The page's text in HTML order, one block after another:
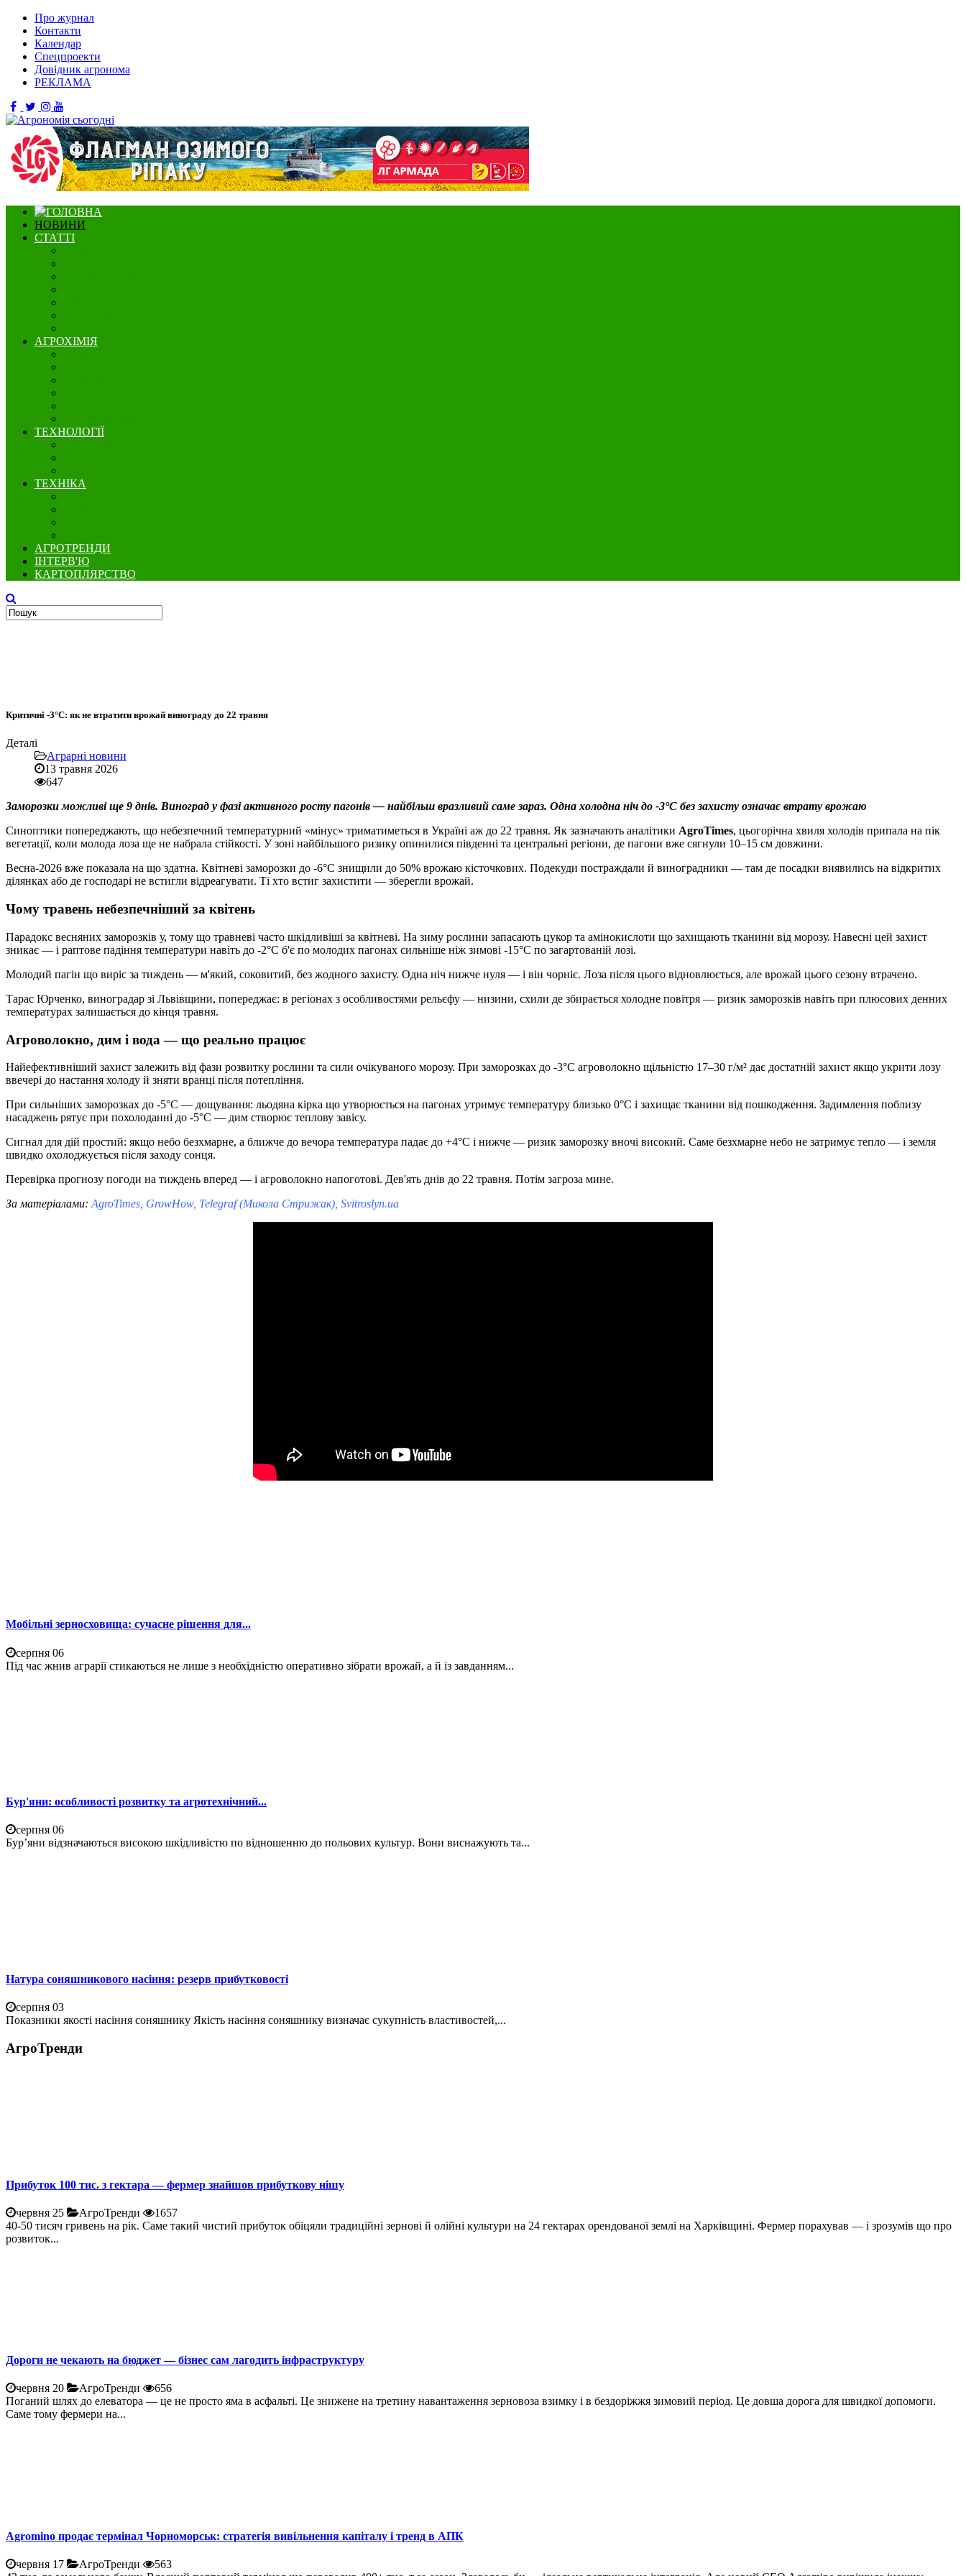
Про журнал
Контакти
Календар
Спецпроекти
Довідник агронома
РЕКЛАМА
НОВИНИ
СТАТТІ
АГРОХІМІЯ
ТЕХНОЛОГІЇ
ТЕХНІКА
АГРОТРЕНДИ
ІНТЕРВ'Ю
КАРТОПЛЯРСТВО
Критичні -3°C: як не втратити врожай винограду до 22 травня
Деталі
Аграрні новини
13 травня 2026
647
Заморозки можливі ще 9 днів. Виноград у фазі активного росту пагонів — найбільш вразливий саме зараз. Одна холодна ніч до -3°C без захисту означає втрату врожаю
Синоптики попереджають, що небезпечний температурний «мінус» триматиметься в Україні аж до 22 травня. Як зазначають аналітики AgroTimes, цьогорічна хвиля холодів припала на пік
вегетації, коли молода лоза ще не набрала стійкості. У зоні найбільшого ризику опинилися південні та центральні регіони, де пагони вже сягнули 10–15 см довжини.
Весна-2026 вже показала на що здатна. Квітневі заморозки до -6°C знищили до 50% врожаю кісточкових. Подекуди постраждали й виноградники — там де посадки виявились на відкритих
ділянках або де господарі не встигли відреагувати. Ті хто встиг захистити — зберегли врожай.
Чому травень небезпечніший за квітень
Парадокс весняних заморозків у, тому що травневі часто шкідливіші за квітневі. На зиму рослини запасають цукор та амінокислоти що захищають тканини від морозу. Навесні цей захист
зникає — і раптове падіння температури навіть до -2°C б'є по молодих пагонах сильніше ніж зимові -15°C по загартованій лозі.
Молодий пагін що виріс за тиждень — м'який, соковитий, без жодного захисту. Одна ніч нижче нуля — і він чорніє. Лоза після цього відновлюється, але врожай цього сезону втрачено.
Тарас Юрченко, виноградар зі Львівщини, попереджає: в регіонах з особливостями рельєфу — низини, схили де збирається холодне повітря — ризик заморозків навіть при плюсових денних
температурах залишається до кінця травня.
Агроволокно, дим і вода — що реально працює
Найефективніший захист залежить від фази розвитку рослини та сили очікуваного морозу. При заморозках до -3°C агроволокно щільністю 17–30 г/м² дає достатній захист якщо укрити лозу
ввечері до настання холоду й зняти вранці після потепління.
При сильніших заморозках до -5°C — дощування: льодяна кірка що утворюється на пагонах утримує температуру близько 0°C і захищає тканини від пошкодження. Задимлення поблизу
насаджень рятує при похолоданні до -5°C — дим створює теплову завісу.
Сигнал для дій простий: якщо небо безхмарне, а ближче до вечора температура падає до +4°C і нижче — ризик заморозку вночі високий. Саме безхмарне небо не затримує тепло — і земля
швидко охолоджується після заходу сонця.
Перевірка прогнозу погоди на тиждень вперед — і агроволокно напоготові. Дев'ять днів до 22 травня. Потім загроза мине.
За матеріалами: AgroTimes, GrowHow, Telegraf (Микола Стрижак), Svitroslyn.ua
Мобільні зерносховища: сучасне рішення для...
серпня 06
Під час жнив аграрії стикаються не лише з необхідністю оперативно зібрати врожай, а й із завданням...
Бур'яни: особливості розвитку та агротехнічний...
серпня 06
Бур’яни відзначаються високою шкідливістю по відношенню до польових культур. Вони виснажують та...
Натура соняшникового насіння: резерв прибутковості
серпня 03
Показники якості насіння соняшнику Якість насіння соняшнику визначає сукупність властивостей,...
АгроТренди
Прибуток 100 тис. з гектара — фермер знайшов прибуткову нішу
червня 25 АгроТренди
1657
40-50 тисяч гривень на рік. Саме такий чистий прибуток обіцяли традиційні зернові й олійні культури на 24 гектарах орендованої землі на Харківщині. Фермер порахував — і зрозумів що про
розвиток...
Дороги не чекають на бюджет — бізнес сам лагодить інфраструктуру
червня 20 АгроТренди
656
Поганий шлях до елеватора — це не просто яма в асфальті. Це знижене на третину навантаження зерновоза взимку і в бездоріжжя зимовий період. Це довша дорога для швидкої допомоги.
Саме тому фермери на...
Agromino продає термінал Чорноморськ: стратегія вивільнення капіталу і тренд в АПК
червня 17 АгроТренди
563